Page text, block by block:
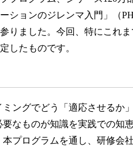
ションのジレンマ入門」（
りました。今回、特にこれ
したものです。
ングでどう「適応させるか
なものが知識を実践での知
プログラムを通し、研修会